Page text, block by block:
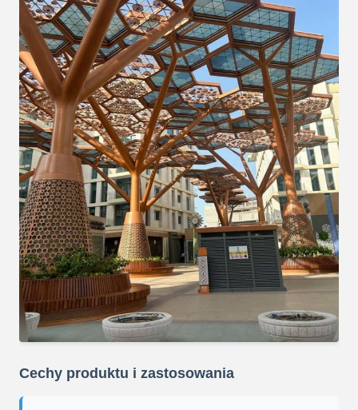
Cechy produktu i zastosowania